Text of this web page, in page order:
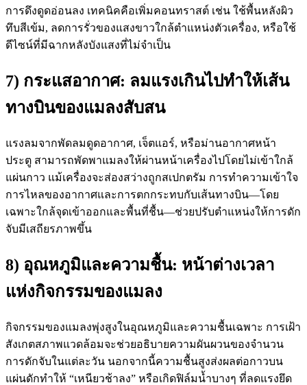
การดึงดูดอ่อนลง เทคนิคคือเพิ่มคอนทราสต์ เช่น ใช้พื้นหลังผิว
ทึบสีเข้ม, ลดการรั่วของแสงขาวใกล้ตำแหน่งตัวเครื่อง, หรือใช้
ดีไซน์ที่มีฉากหลังบังแสงที่ไม่จำเป็น
7) กระแสอากาศ: ลมแรงเกินไปทำให้เส้น
ทางบินของแมลงสับสน
แรงลมจากพัดลมดูดอากาศ, เจ็ตแอร์, หรือม่านอากาศหน้า
ประตู สามารถพัดพาแมลงให้ผ่านหน้าเครื่องไปโดยไม่เข้าใกล้
แผ่นกาว แม้เครื่องจะส่องสว่างถูกสเปกตรัม การทำความเข้าใจ
การไหลของอากาศและการตกกระทบกับเส้นทางบิน—โดย
เฉพาะใกล้จุดเข้าออกและพื้นที่ชื้น—ช่วยปรับตำแหน่งให้การดัก
จับมีเสถียรภาพขึ้น
8) อุณหภูมิและความชื้น: หน้าต่างเวลา
แห่งกิจกรรมของแมลง
กิจกรรมของแมลงพุ่งสูงในอุณหภูมิและความชื้นเฉพาะ การเฝ้า
สังเกตสภาพแวดล้อมจะช่วยอธิบายความผันผวนของจำนวน
การดักจับในแต่ละวัน นอกจากนี้ความชื้นสูงส่งผลต่อกาวบน
แผ่นดักทำให้ “เหนียวช้าลง” หรือเกิดฟิล์มน้ำบางๆ ที่ลดแรงยึด